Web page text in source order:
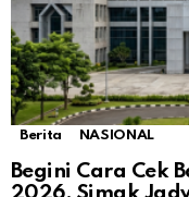
Berita NASIONAL
Begini Cara Cek